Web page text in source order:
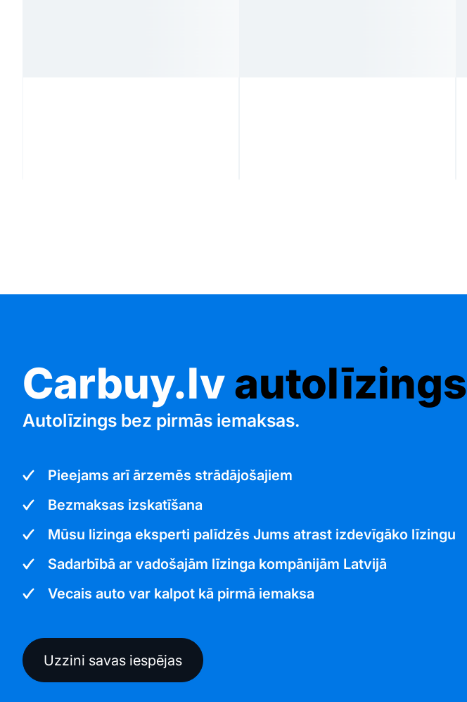
Carbuy.lvautolīzings
Autolīzings bez pirmās iemaksas.
Pieejams arī ārzemēs strādājošajiem
Bezmaksas izskatīšana
Mūsu lizinga eksperti palīdzēs Jums atrast izdevīgāko līzingu
Sadarbībā ar vadošajām līzinga kompānijām Latvijā
Vecais auto var kalpot kā pirmā iemaksa
Uzzini savas iespējas